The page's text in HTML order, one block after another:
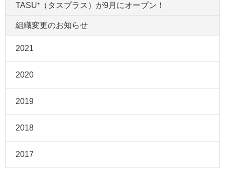
TASU⁺（タスプラス）が9月にオープン！
組織変更のお知らせ
2021
2020
2019
2018
2017